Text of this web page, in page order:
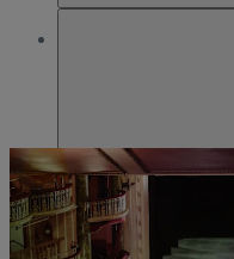
storytelling